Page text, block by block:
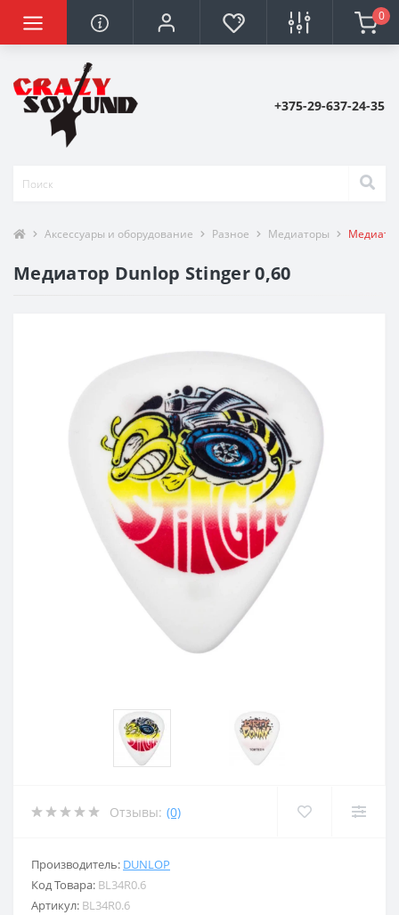
0
+375-29-637-24-35
Аксессуары и оборудование Разное Медиаторы
Медиатор Dunlop Stinger 0,60
Отзывы: (0)
Производитель: DUNLOP
Код Товара: BL34R0.6
Артикул: BL34R0.6